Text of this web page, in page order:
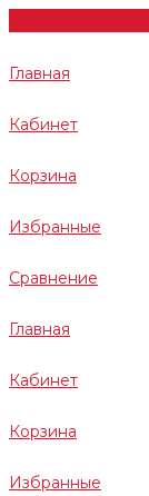
Главная
Кабинет
Корзина
Избранные
Сравнение
Главная
Кабинет
Корзина
Избранные